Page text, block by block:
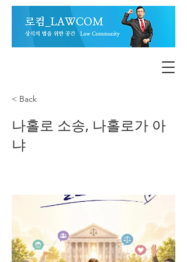
< Back
나홀로 소송, 나홀로가 아
냐